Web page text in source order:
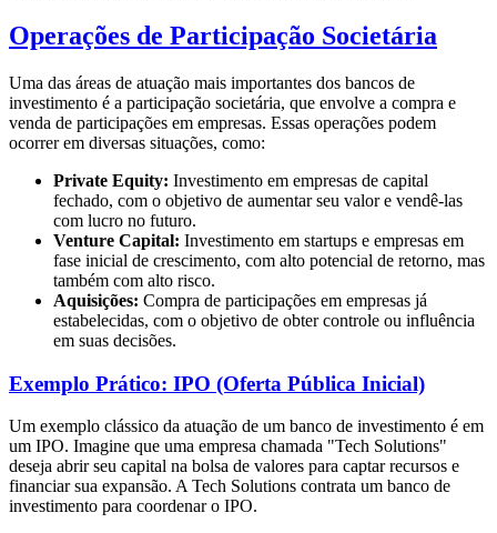
Operações de Participação Societária
Uma das áreas de atuação mais importantes dos bancos de
investimento é a participação societária, que envolve a compra e
venda de participações em empresas. Essas operações podem
ocorrer em diversas situações, como:
Private Equity: Investimento em empresas de capital
fechado, com o objetivo de aumentar seu valor e vendê-las
com lucro no futuro.
Venture Capital: Investimento em startups e empresas em
fase inicial de crescimento, com alto potencial de retorno, mas
também com alto risco.
Aquisições: Compra de participações em empresas já
estabelecidas, com o objetivo de obter controle ou influência
em suas decisões.
Exemplo Prático: IPO (Oferta Pública Inicial)
Um exemplo clássico da atuação de um banco de investimento é em
um IPO. Imagine que uma empresa chamada "Tech Solutions"
deseja abrir seu capital na bolsa de valores para captar recursos e
financiar sua expansão. A Tech Solutions contrata um banco de
investimento para coordenar o IPO.